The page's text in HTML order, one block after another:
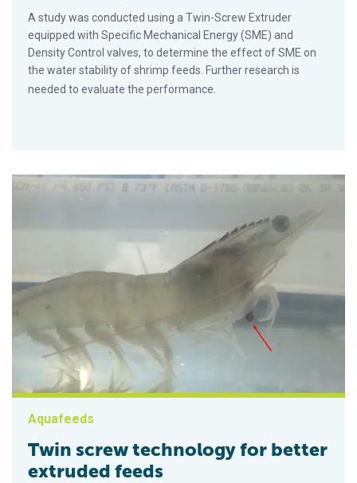
A study was conducted using a Twin-Screw Extruder
equipped with Specific Mechanical Energy (SME) and
Density Control valves, to determine the effect of SME on
the water stability of shrimp feeds. Further research is
needed to evaluate the performance.
Aquafeeds
Twin screw technology for better
extruded feeds